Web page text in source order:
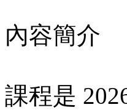
內容簡介
課程是